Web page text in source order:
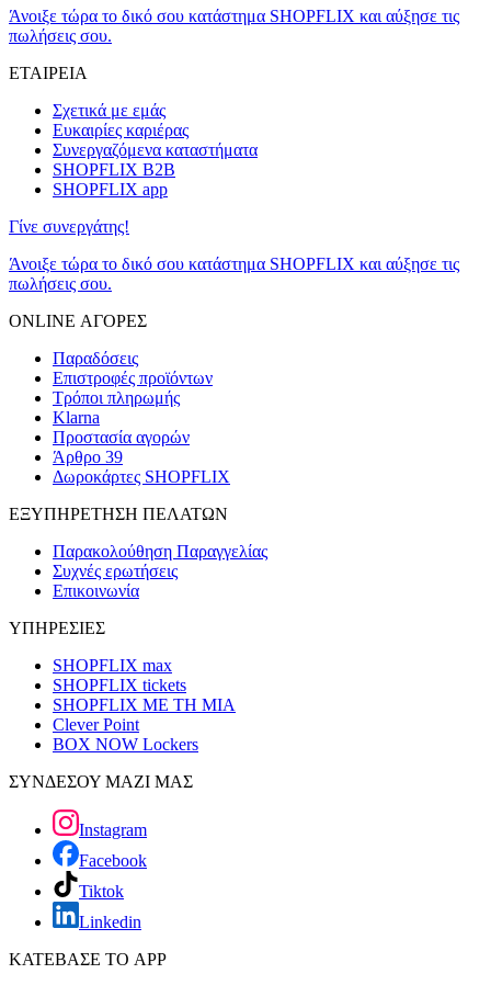
Άνοιξε τώρα το δικό σου κατάστημα SHOPFLIX και αύξησε τις
πωλήσεις σου.
ΕΤΑΙΡΕΙΑ
Σχετικά με εμάς
Ευκαιρίες καριέρας
Συνεργαζόμενα καταστήματα
SHOPFLIX B2B
SHOPFLIX app
Γίνε συνεργάτης!
Άνοιξε τώρα το δικό σου κατάστημα SHOPFLIX και αύξησε τις
πωλήσεις σου.
ONLINE ΑΓΟΡΕΣ
Παραδόσεις
Επιστροφές προϊόντων
Τρόποι πληρωμής
Klarna
Προστασία αγορών
Άρθρο 39
Δωροκάρτες SHOPFLIX
ΕΞΥΠΗΡΕΤΗΣΗ ΠΕΛΑΤΩΝ
Παρακολούθηση Παραγγελίας
Συχνές ερωτήσεις
Επικοινωνία
ΥΠΗΡΕΣΙΕΣ
SHOPFLIX max
SHOPFLIX tickets
SHOPFLIX ΜΕ ΤΗ ΜΙΑ
Clever Point
BOX NOW Lockers
ΣΥΝΔΕΣΟΥ ΜΑΖΙ ΜΑΣ
Instagram
Facebook
Tiktok
Linkedin
ΚΑΤΕΒΑΣΕ ΤΟ APP